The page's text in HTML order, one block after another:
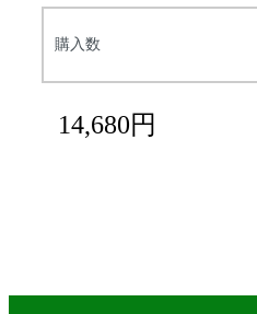
購入数
14,680円